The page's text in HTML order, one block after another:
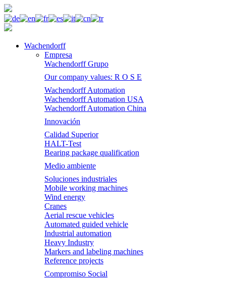
Wachendorff
Empresa
Wachendorff Grupo
Our company values: R O S E
Wachendorff Automation
Wachendorff Automation USA
Wachendorff Automation China
Innovación
Calidad Superior
HALT-Test
Bearing package qualification
Medio ambiente
Soluciones industriales
Mobile working machines
Wind energy
Cranes
Aerial rescue vehicles
Automated guided vehicle
Industrial automation
Heavy Industry
Markers and labeling machines
Reference projects
Compromiso Social